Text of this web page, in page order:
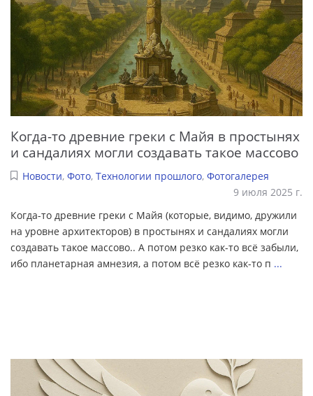
Когда-то древние греки с Майя в простынях
и сандалиях могли создавать такое массово
Новости, Фото, Технологии прошлого, Фотогалерея
9 июля 2025 г.
Когда-то древние греки с Майя (которые, видимо, дружили
на уровне архитекторов) в простынях и сандалиях могли
создавать такое массово.. А потом резко как-то всё забыли,
ибо планетарная амнезия, а потом всё резко как-то п ...